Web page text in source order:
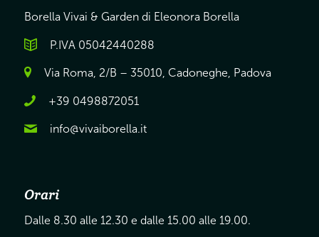
Borella Vivai & Garden di Eleonora Borella
P.IVA 05042440288
Via Roma, 2/B – 35010, Cadoneghe, Padova
+39 0498872051
info@vivaiborella.it
Orari
Dalle 8.30 alle 12.30 e dalle 15.00 alle 19.00.